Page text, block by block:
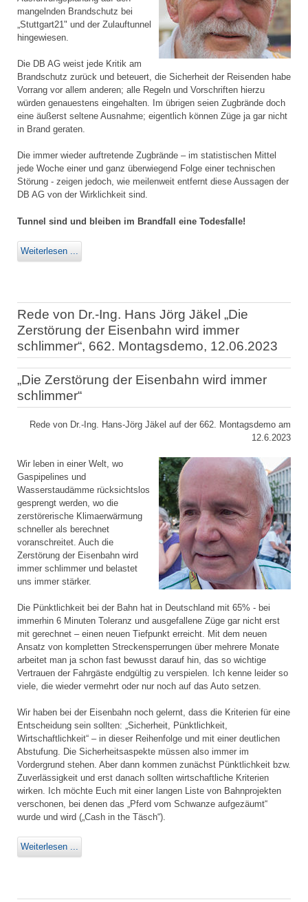
mangelnden Brandschutz bei
„Stuttgart21" und der Zulauftunnel
hingewiesen.
Die DB AG weist jede Kritik am
Brandschutz zurück und beteuert, die Sicherheit der Reisenden habe
Vorrang vor allem anderen; alle Regeln und Vorschriften hierzu
würden genauestens eingehalten. Im übrigen seien Zugbrände doch
eine äußerst seltene Ausnahme; eigentlich können Züge ja gar nicht
in Brand geraten.
Die immer wieder auftretende Zugbrände – im statistischen Mittel
jede Woche einer und ganz überwiegend Folge einer technischen
Störung - zeigen jedoch, wie meilenweit entfernt diese Aussagen der
DB AG von der Wirklichkeit sind.
Tunnel sind und bleiben im Brandfall eine Todesfalle!
Weiterlesen ...
Rede von Dr.-Ing. Hans Jörg Jäkel „Die
Zerstörung der Eisenbahn wird immer
schlimmer“, 662. Montagsdemo, 12.06.2023
„Die Zerstörung der Eisenbahn wird immer
schlimmer“
Rede von Dr.-Ing. Hans-Jörg Jäkel auf der 662. Montagsdemo am
12.6.2023
Wir leben in einer Welt, wo
Gaspipelines und
Wasserstaudämme rücksichtslos
gesprengt werden, wo die
zerstörerische Klimaerwärmung
schneller als berechnet
voranschreitet. Auch die
Zerstörung der Eisenbahn wird
immer schlimmer und belastet
uns immer stärker.
Die Pünktlichkeit bei der Bahn hat in Deutschland mit 65% - bei
immerhin 6 Minuten Toleranz und ausgefallene Züge gar nicht erst
mit gerechnet – einen neuen Tiefpunkt erreicht. Mit dem neuen
Ansatz von kompletten Streckensperrungen über mehrere Monate
arbeitet man ja schon fast bewusst darauf hin, das so wichtige
Vertrauen der Fahrgäste endgültig zu verspielen. Ich kenne leider so
viele, die wieder vermehrt oder nur noch auf das Auto setzen.
Wir haben bei der Eisenbahn noch gelernt, dass die Kriterien für eine
Entscheidung sein sollten: „Sicherheit, Pünktlichkeit,
Wirtschaftlichkeit“ – in dieser Reihenfolge und mit einer deutlichen
Abstufung. Die Sicherheitsaspekte müssen also immer im
Vordergrund stehen. Aber dann kommen zunächst Pünktlichkeit bzw.
Zuverlässigkeit und erst danach sollten wirtschaftliche Kriterien
wirken. Ich möchte Euch mit einer langen Liste von Bahnprojekten
verschonen, bei denen das „Pferd vom Schwanze aufgezäumt“
wurde und wird („Cash in the Täsch“).
Weiterlesen ...